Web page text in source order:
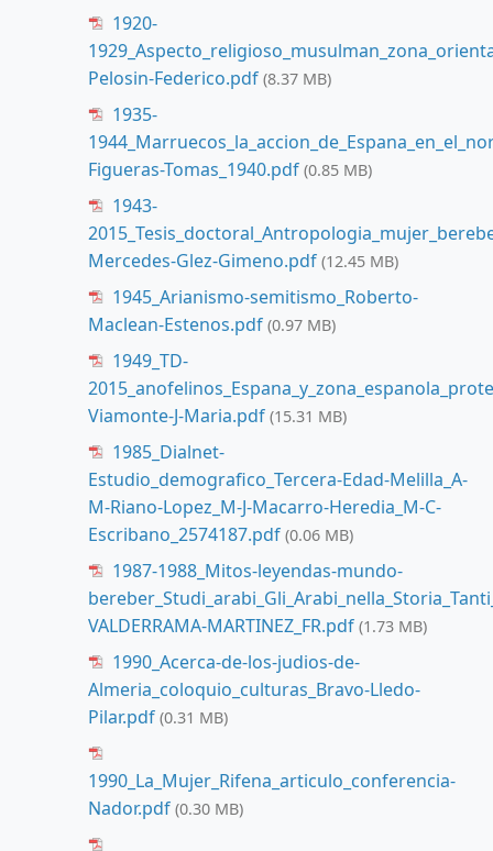
1920-
Pelosin-Federico.pdf (8.37 MB)
1935-
Figueras-Tomas_1940.pdf (0.85 MB)
1943-
Mercedes-Glez-Gimeno.pdf (12.45 MB)
1945_Arianismo-semitismo_Roberto-
Maclean-Estenos.pdf (0.97 MB)
1949_TD-
Viamonte-J-Maria.pdf (15.31 MB)
1985_Dialnet-
Estudio_demografico_Tercera-Edad-Melilla_A-
M-Riano-Lopez_M-J-Macarro-Heredia_M-C-
Escribano_2574187.pdf (0.06 MB)
1987-1988_Mitos-leyendas-mundo-
VALDERRAMA-MARTINEZ_FR.pdf (1.73 MB)
1990_Acerca-de-los-judios-de-
Almeria_coloquio_culturas_Bravo-Lledo-
Pilar.pdf (0.31 MB)
1990_La_Mujer_Rifena_articulo_conferencia-
Nador.pdf (0.30 MB)